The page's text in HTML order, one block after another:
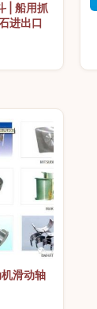
| 船用抓
进出口
滑动轴